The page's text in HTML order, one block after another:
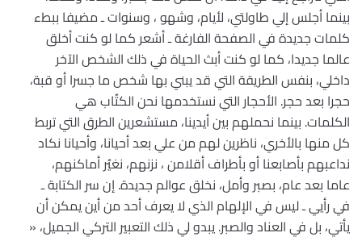
بينما أجلس إلي طاولتي، لأيام، وشهو ، وسنوات ـ مضيفا ببطء
كلمات جديدة في الصفحة الفارغة ـ أشعر كما لو كنت أخلق
عالما جديدا، كما لو كنت أبث الحياة في ذلك الشخص الآخر
داخلي، بنفس الطريقة التي قد يبني بها شخص ما جسرا أو قبة،
حجرا بعد حجر. الأحجار التي نستخدمها نحن الكتٌاب هي
الكلمات. بينما نحملهم بين أيدينا، مستشعرين الطرق التي تربط
كل منها بالأخري، ناظرين لهم من علي بعد أحيانا، وأحيانا نكاد
نداعبهم بأصابعنا أو بأطراف أقلامن ، نزنهم، نغيٌر أماكنهم،
عاما بعد عام، بصبر وأمل، نخلق عوالم جديدة. إن سر الكتابة ـ
في رأيي ـ ليس في الإلهام الذي لا يعرف أحد من أين يمكن أن
يأتي، بل في العناد والصبر. يبدو لي ذلك التعبير التركي الجميل، «